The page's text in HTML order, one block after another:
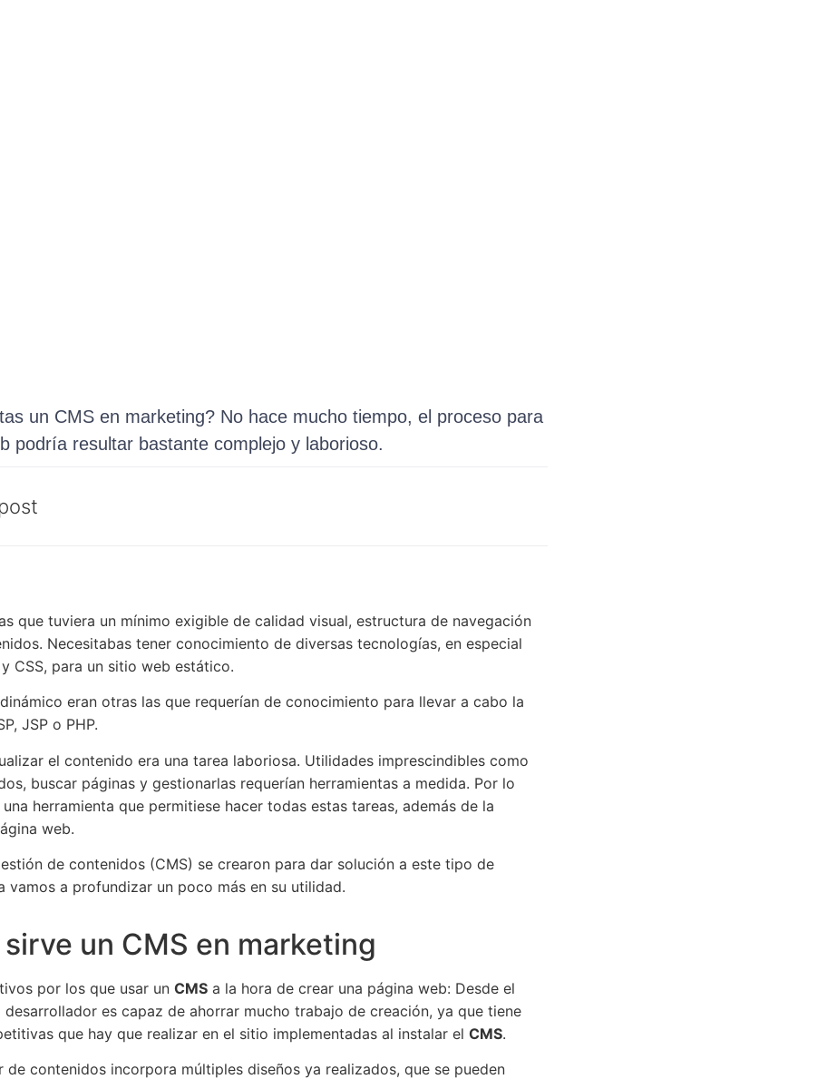
un CMS en marketing? No hace mucho tiempo, el proceso para
podría resultar bastante complejo y laborioso.
que tuviera un mínimo exigible de calidad visual, estructura de navegación
Necesitabas tener conocimiento de diversas tecnologías, en especial
CSS, para un sitio web estático.
eran otras las que requerían de conocimiento para llevar a cabo la
JSP o PHP.
el contenido era una tarea laboriosa. Utilidades imprescindibles como
buscar páginas y gestionarlas requerían herramientas a medida. Por lo
herramienta que permitiese hacer todas estas tareas, además de la
web.
de contenidos (CMS) se crearon para dar solución a este tipo de
vamos a profundizar un poco más en su utilidad.
sirve un CMS en marketing
por los que usar un CMS a la hora de crear una página web: Desde el
es capaz de ahorrar mucho trabajo de creación, ya que tiene
que hay que realizar en el sitio implementadas al instalar el CMS.
de contenidos incorpora múltiples diseños ya realizados, que se pueden